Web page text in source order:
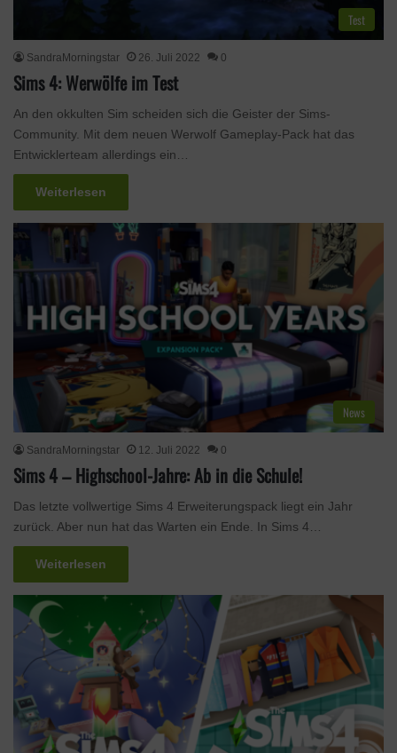
Test
SandraMorningstar 26. Juli 2022 0
Sims 4: Werwölfe im Test
An den okkulten Sim scheiden sich die Geister der Sims-
Community. Mit dem neuen Werwolf Gameplay-Pack hat das
Entwicklerteam allerdings ein…
Weiterlesen
News
SandraMorningstar 12. Juli 2022 0
Sims 4 – Highschool-Jahre: Ab in die Schule!
Das letzte vollwertige Sims 4 Erweiterungspack liegt ein Jahr
zurück. Aber nun hat das Warten ein Ende. In Sims 4…
Weiterlesen